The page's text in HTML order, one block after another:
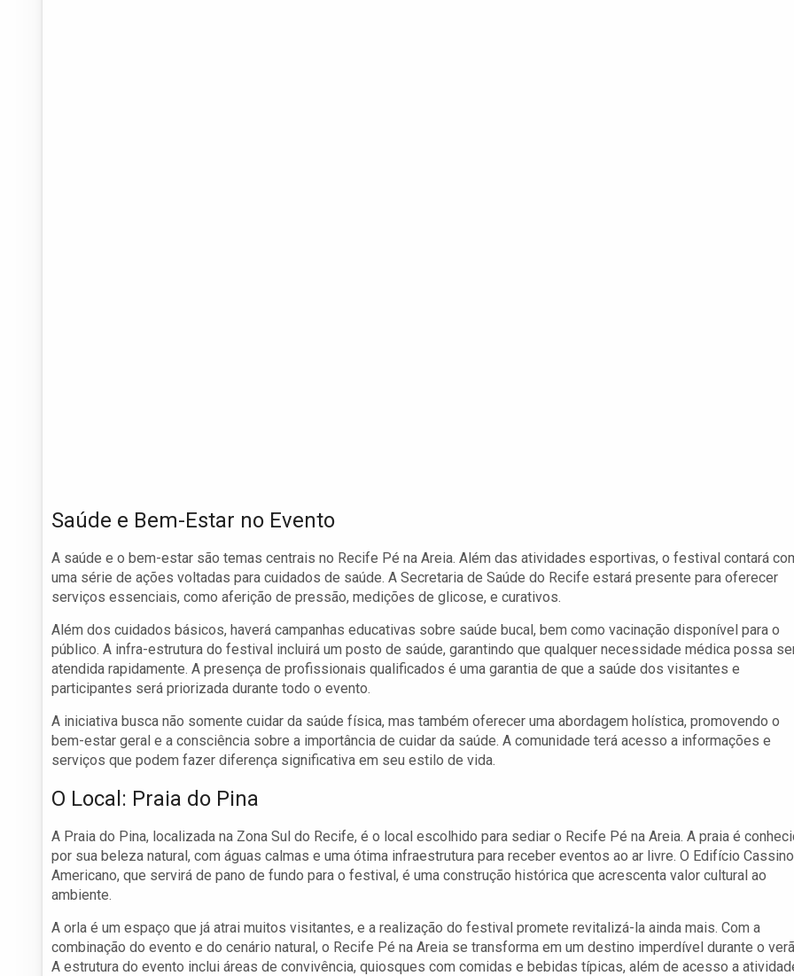
Saúde e Bem-Estar no Evento
A saúde e o bem-estar são temas centrais no Recife Pé na Areia. Além das atividades esportivas, o festival contará
uma série de ações voltadas para cuidados de saúde. A Secretaria de Saúde do Recife estará presente para oferecer
serviços essenciais, como aferição de pressão, medições de glicose, e curativos.
Além dos cuidados básicos, haverá campanhas educativas sobre saúde bucal, bem como vacinação disponível para o
público. A infra-estrutura do festival incluirá um posto de saúde, garantindo que qualquer necessidade médica possa
atendida rapidamente. A presença de profissionais qualificados é uma garantia de que a saúde dos visitantes e
participantes será priorizada durante todo o evento.
A iniciativa busca não somente cuidar da saúde física, mas também oferecer uma abordagem holística, promovendo o
bem-estar geral e a consciência sobre a importância de cuidar da saúde. A comunidade terá acesso a informações e
serviços que podem fazer diferença significativa em seu estilo de vida.
O Local: Praia do Pina
A Praia do Pina, localizada na Zona Sul do Recife, é o local escolhido para sediar o Recife Pé na Areia. A praia é
por sua beleza natural, com águas calmas e uma ótima infraestrutura para receber eventos ao ar livre. O Edifício Cassino
Americano, que servirá de pano de fundo para o festival, é uma construção histórica que acrescenta valor cultural ao
ambiente.
A orla é um espaço que já atrai muitos visitantes, e a realização do festival promete revitalizá-la ainda mais. Com a
combinação do evento e do cenário natural, o Recife Pé na Areia se transforma em um destino imperdível durante o
A estrutura do evento inclui áreas de convivência, quiosques com comidas e bebidas típicas, além de acesso a